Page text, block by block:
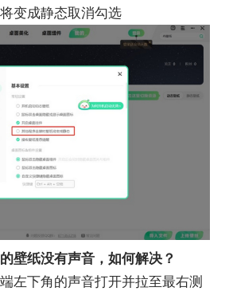
变成静态取消勾选
壁纸没有声音，如何解决？
下角的声音打开并拉至最右测